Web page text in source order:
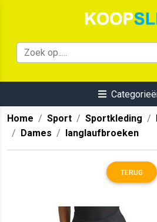
Home Sport Sportkleding
Dames
langlaufbroeken
TERUG